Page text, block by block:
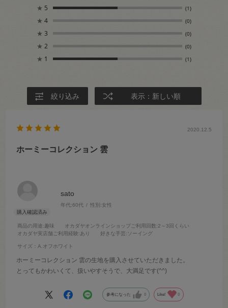
★ 5 (1)
★ 4 (0)
★ 3 (0)
★ 2 (0)
★ 1 (1)
絞り込み 表示：新しい順
sato
年代:60代 性別:女性
商品の用途:趣味 オカダヤオンラインショップご利用回数:2～3回くらい
オカダヤ実店舗ご利用経験:あり 好きな手芸:ソーイング
サイズ：A.オフホワイト
2020.12.5
ホーミーコレクション 雲
ホーミーコレクション 雲の生地を購入させていただきました。
とってもかわいくて、扱いやすそうで、大満足です(^^)
参考になった 0 Like! 0